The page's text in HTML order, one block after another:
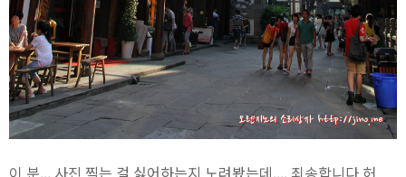
이 분... 사진 찍는 걸 싫어하는지 노려봤는데.... 죄송합니다 허